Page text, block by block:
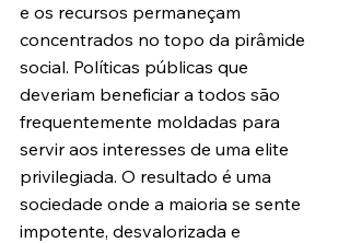
e os recursos permaneçam
concentrados no topo da pirâmide
social. Políticas públicas que
deveriam beneficiar a todos são
frequentemente moldadas para
servir aos interesses de uma elite
privilegiada. O resultado é uma
sociedade onde a maioria se sente
impotente, desvalorizada e